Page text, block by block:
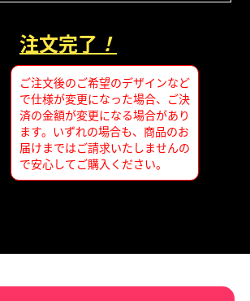
注文完了 ！
ご注文後のご希望のデザインなど
で仕様が変更になった場合、ご決
済の金額が変更になる場合があり
ます。いずれの場合も、商品のお
届けまではご請求いたしませんの
で安心してご購入ください。